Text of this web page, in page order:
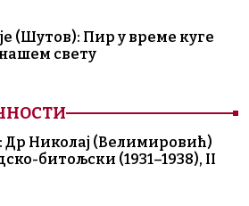
(Шутов): Пир у време куге
свету
Николај (Велимировић)
битољски (1931–1938), II